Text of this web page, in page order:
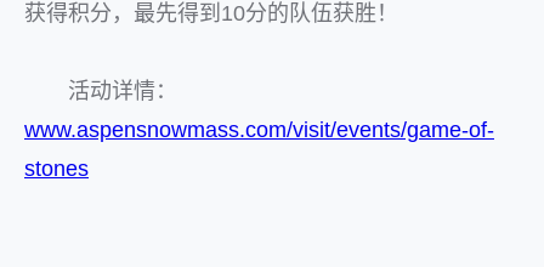
获得积分，最先得到10分的队伍获胜！
活动详情：
www.aspensnowmass.com/visit/events/game-of-
stones